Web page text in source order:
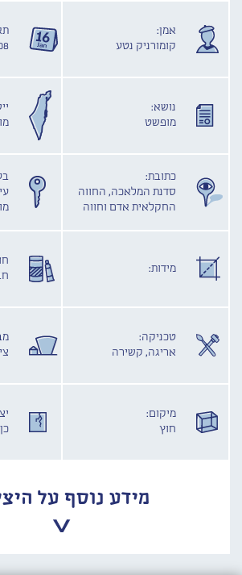
אמן:
קומורניק נטע
נושא:
מופשט
כתובת:
סדנת המלאכה, החווה
החקלאית אדם וחווה
מידות:
טכניקה:
אריגה, קשירה
מיקום:
חוץ
כן
מידע נוסף על